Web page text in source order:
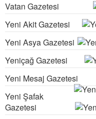
Vatan Gazetesi
Yeni Akit Gazetesi
Yeni Asya Gazetesi
Yeniçağ Gazetesi
Yeni Mesaj Gazetesi
Yeni Şafak
Gazetesi